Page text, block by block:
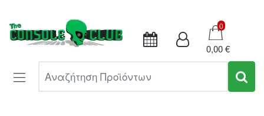
Καλάθι
0
0,00 €